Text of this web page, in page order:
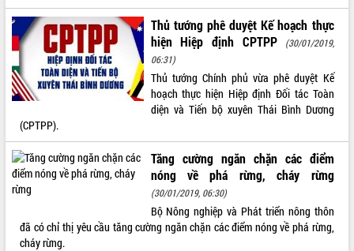
Thủ tướng phê duyệt Kế hoạch thực
hiện Hiệp định CPTPP
(30/01/2019,
06:31)
Thủ tướng Chính phủ vừa phê duyệt Kế
hoạch thực hiện Hiệp định Đối tác Toàn
diện và Tiến bộ xuyên Thái Bình Dương
(CPTPP).
Tăng cường ngăn chặn các điểm
nóng về phá rừng, cháy rừng
(30/01/2019, 06:30)
Bộ Nông nghiệp và Phát triển nông thôn
đã có chỉ thị yêu cầu tăng cường ngăn chặn các điểm nóng về phá rừng,
cháy rừng.